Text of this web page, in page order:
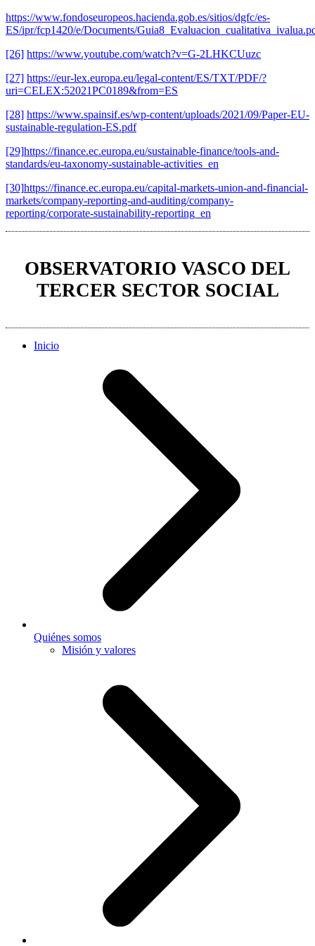
https://www.fondoseuropeos.hacienda.gob.es/sitios/dgfc/es-
ES/ipr/fcp1420/e/Documents/
[26] https://www.youtube.com/watch?v=G-2LHKCUuzc
[27] https://eur-lex.europa.eu/legal-content/ES/TXT/PDF/?
uri=CELEX:52021PC0189&from=ES
[28] https://www.spainsif.es/wp-content/uploads/2021/09/Paper-EU-
sustainable-regulation-ES.pdf
[29]https://finance.ec.europa.eu/sustainable-finance/tools-and-
standards/eu-taxonomy-sustainable-activities_en
[30]https://finance.ec.europa.eu/capital-markets-union-and-financial-
markets/company-reporting-and-auditing/company-
reporting/corporate-sustainability-reporting_en
OBSERVATORIO VASCO DEL
TERCER SECTOR SOCIAL
Inicio
Quiénes somos
Misión y valores